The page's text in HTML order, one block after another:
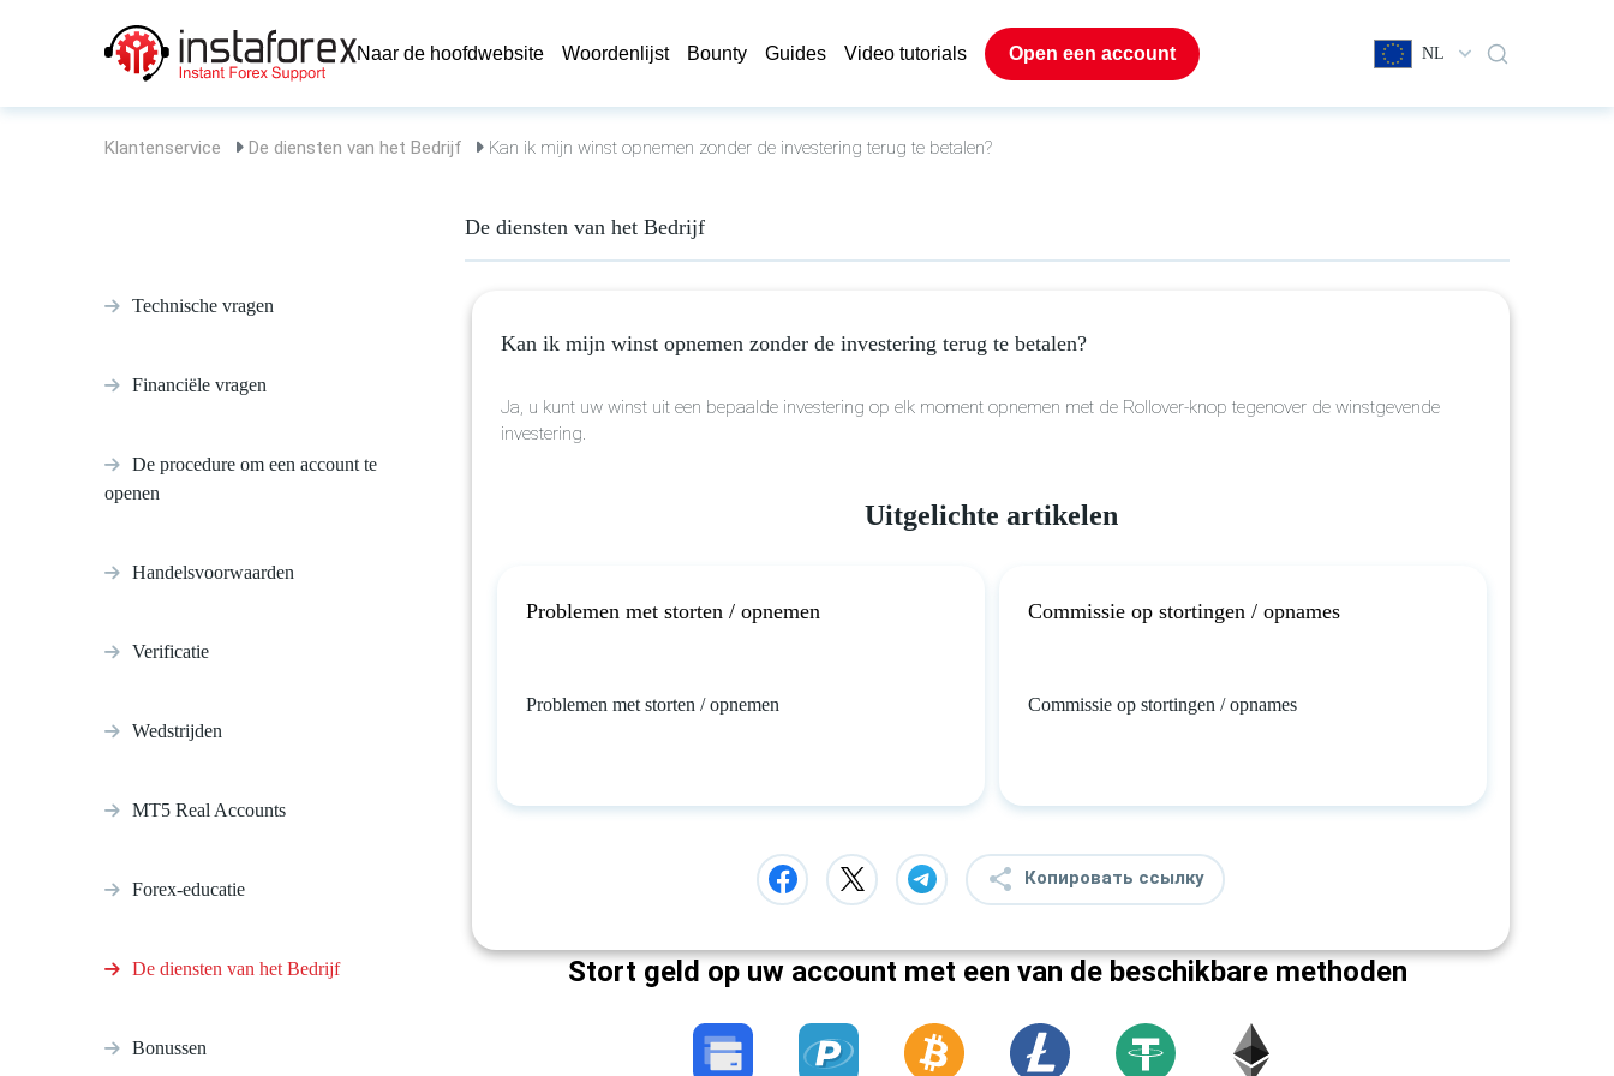
Naar de hoofdwebsite Woordenlijst Bounty Guides Video tutorials Open een account NL
Klantenservice De diensten van het Bedrijf Kan ik mijn winst opnemen zonder de investering terug te betalen?
Technische vragen
Financiële vragen
De procedure om een account te
openen
Handelsvoorwaarden
Verificatie
Wedstrijden
MT5 Real Accounts
Forex-educatie
De diensten van het Bedrijf
Bonussen
De diensten van het Bedrijf
Kan ik mijn winst opnemen zonder de investering terug te betalen?
Ja, u kunt uw winst uit een bepaalde investering op elk moment opnemen met de Rollover-knop tegenover de winstgevende
investering.
Uitgelichte artikelen
Problemen met storten / opnemen
Problemen met storten / opnemen
Commissie op stortingen / opnames
Commissie op stortingen / opnames
Копировать ссылку
Stort geld op uw account met een van de beschikbare methoden